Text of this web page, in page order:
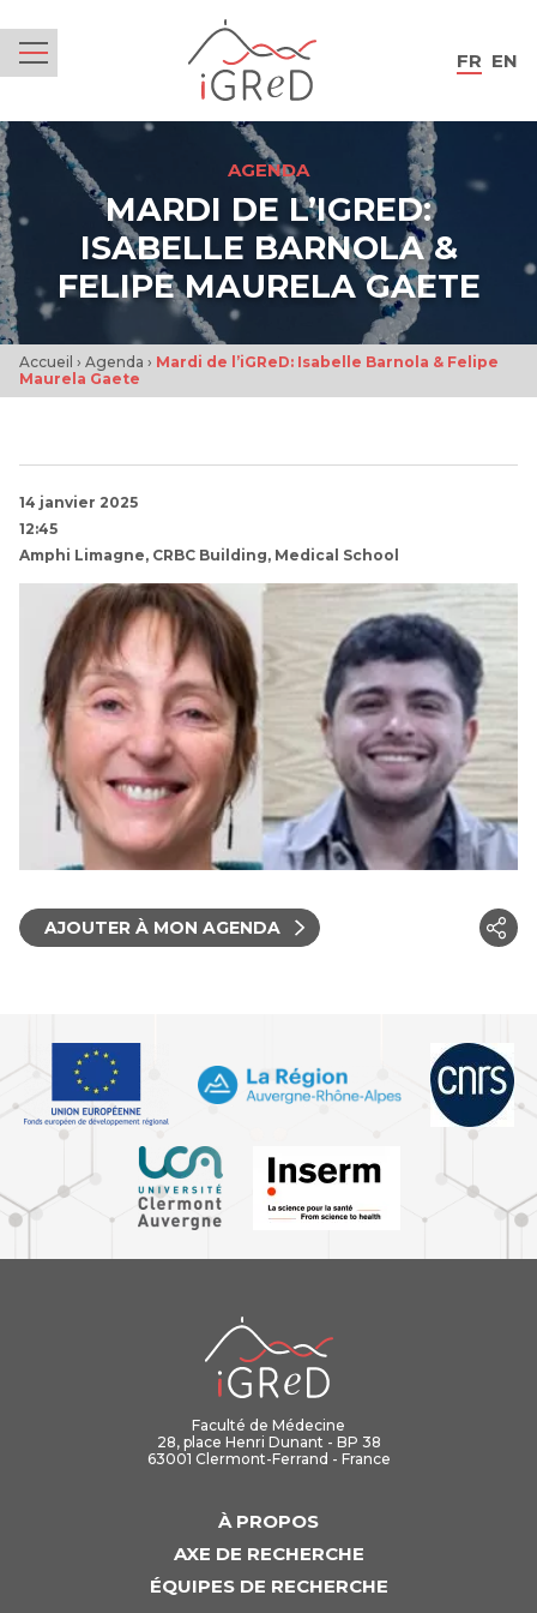
FR EN
AGENDA
MARDI DE L’IGRED:
ISABELLE BARNOLA &
FELIPE MAURELA GAETE
Accueil › Agenda › Mardi de l’iGReD: Isabelle Barnola & Felipe
Maurela Gaete
14 janvier 2025
12:45
Amphi Limagne, CRBC Building, Medical School
AJOUTER À MON AGENDA
Faculté de Médecine
28, place Henri Dunant - BP 38
63001 Clermont-Ferrand - France
À PROPOS
AXE DE RECHERCHE
ÉQUIPES DE RECHERCHE